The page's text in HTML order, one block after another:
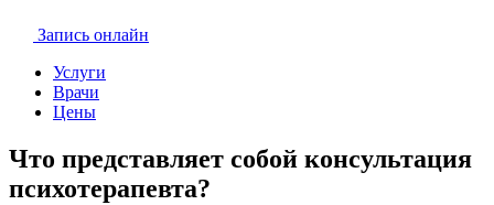
Запись онлайн
Услуги
Врачи
Цены
Что представляет собой консультация
психотерапевта?